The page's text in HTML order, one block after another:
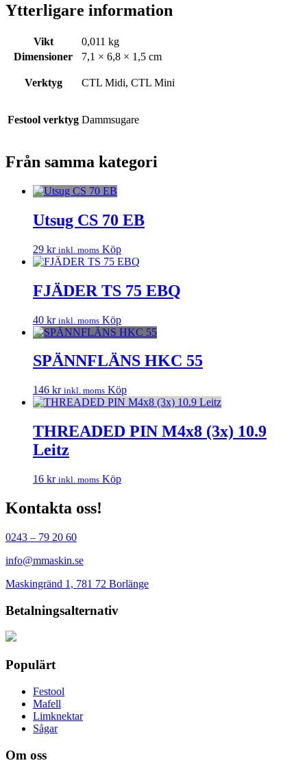
Ytterligare information
Vikt
0,011 kg
Dimensioner
7,1 × 6,8 × 1,5 cm
Verktyg CTL Midi, CTL Mini
Festool verktyg Dammsugare
Från samma kategori
Utsug CS 70 EB
29 kr inkl. moms Köp
FJÄDER TS 75 EBQ
40 kr inkl. moms Köp
SPÄNNFLÄNS HKC 55
146 kr inkl. moms Köp
THREADED PIN M4x8 (3x) 10.9
Leitz
16 kr inkl. moms Köp
Kontakta oss!
0243 – 79 20 60
info@mmaskin.se
Maskingränd 1, 781 72 Borlänge
Betalningsalternativ
Populärt
Festool
Mafell
Limknektar
Sågar
Om oss